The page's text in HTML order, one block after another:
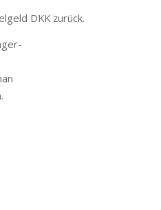
DKK zurück.
.